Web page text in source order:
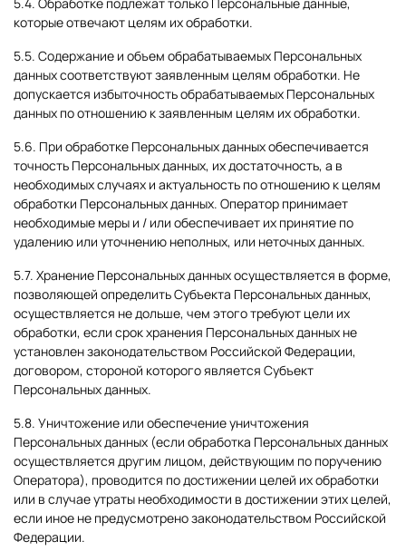
которые отвечают целям их обработки.
5.5. Содержание и объем обрабатываемых Персональных
данных соответствуют заявленным целям обработки. Не
допускается избыточность обрабатываемых Персональных
данных по отношению к заявленным целям их обработки.
5.6. При обработке Персональных данных обеспечивается
точность Персональных данных, их достаточность, а в
необходимых случаях и актуальность по отношению к целям
обработки Персональных данных. Оператор принимает
необходимые меры и / или обеспечивает их принятие по
удалению или уточнению неполных, или неточных данных.
5.7. Хранение Персональных данных осуществляется в форме,
позволяющей определить Субъекта Персональных данных,
осуществляется не дольше, чем этого требуют цели их
обработки, если срок хранения Персональных данных не
установлен законодательством Российской Федерации,
договором, стороной которого является Субъект
Персональных данных.
5.8. Уничтожение или обеспечение уничтожения
Персональных данных (если обработка Персональных данных
осуществляется другим лицом, действующим по поручению
Оператора), проводится по достижении целей их обработки
или в случае утраты необходимости в достижении этих целей,
если иное не предусмотрено законодательством Российской
Федерации.